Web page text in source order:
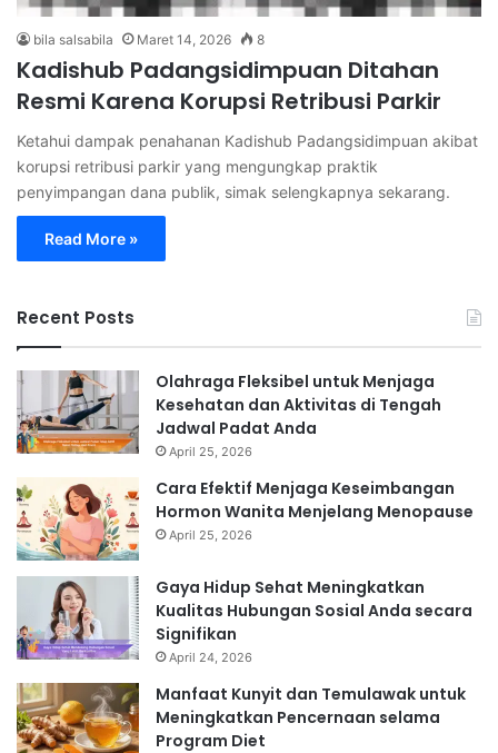
bila salsabila Maret 14, 2026 8
Kadishub Padangsidimpuan Ditahan
Resmi Karena Korupsi Retribusi Parkir
Ketahui dampak penahanan Kadishub Padangsidimpuan akibat
korupsi retribusi parkir yang mengungkap praktik
penyimpangan dana publik, simak selengkapnya sekarang.
Read More »
Recent Posts
Olahraga Fleksibel untuk Menjaga
Kesehatan dan Aktivitas di Tengah
Jadwal Padat Anda
April 25, 2026
Cara Efektif Menjaga Keseimbangan
Hormon Wanita Menjelang Menopause
April 25, 2026
Gaya Hidup Sehat Meningkatkan
Kualitas Hubungan Sosial Anda secara
Signifikan
April 24, 2026
Manfaat Kunyit dan Temulawak untuk
Meningkatkan Pencernaan selama
Program Diet